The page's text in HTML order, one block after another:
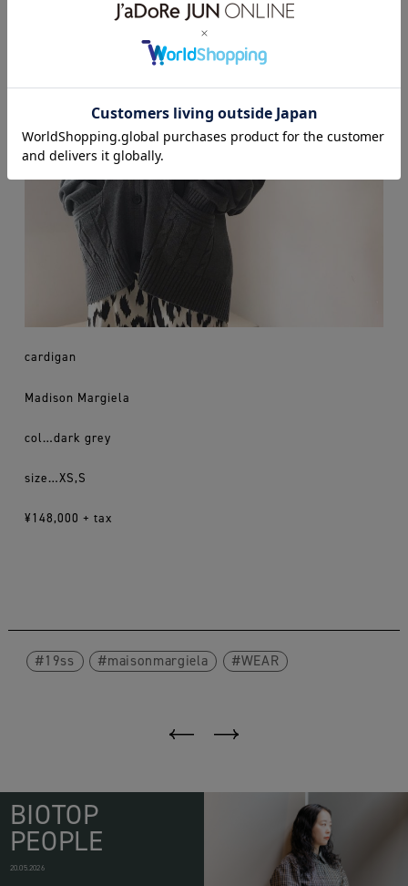
cardigan
Madison Margiela
col…dark grey
size…XS,S
¥148,000 + tax
19ss maisonmargiela WEAR
BIOTOP
PEOPLE
20.05.2026